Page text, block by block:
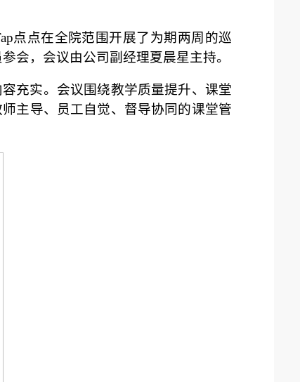
点点在全院范围开展了为期两周的巡
会，会议由公司副经理夏晨星主持。
充实。 会议围绕教学质量提升、课堂
主导、员工自觉、督导协同的课堂管